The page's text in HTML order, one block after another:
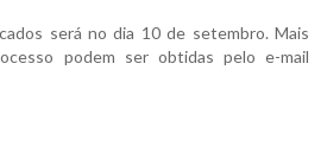
será no dia 10 de setembro. Mais
podem ser obtidas pelo e-mail